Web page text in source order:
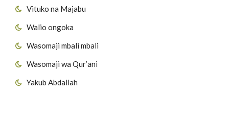
Vituko na Majabu
Walio ongoka
Wasomaji mbali mbali
Wasomaji wa Qur’ani
Yakub Abdallah